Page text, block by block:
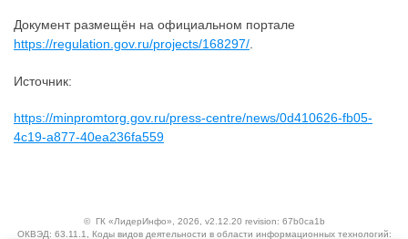
Документ размещён на официальном портале
https://regulation.gov.ru/projects/168297/
Источник:
https://minpromtorg.gov.ru/press-centre/news/0d410626-fb05-
4c19-a877-40ea236fa559
© ГК «ЛидерИнфо» , 2026, v2.12.20 revision: 67b0ca1b
ОКВЭД: 63.11.1, Коды видов деятельности в области информационных технологий: